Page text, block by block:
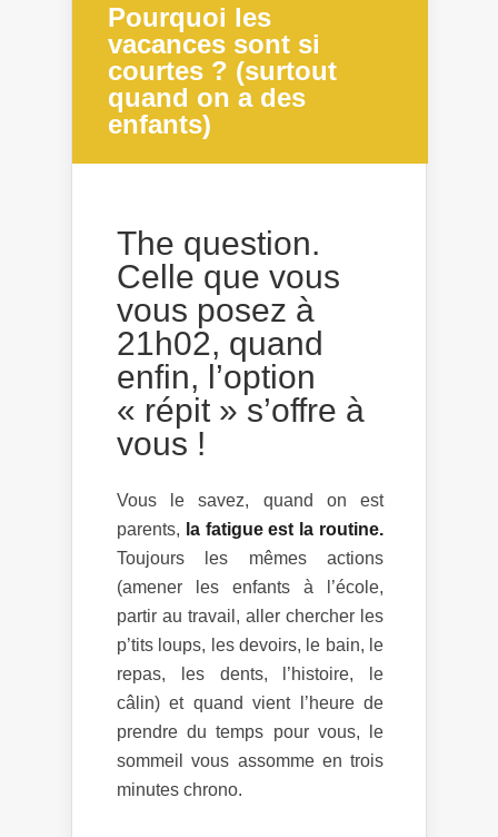
Pourquoi les
vacances sont si
courtes ? (surtout
quand on a des
enfants)
The question.
Celle que vous
vous posez à
21h02, quand
enfin, l’option
« répit » s’offre à
vous !
Vous le savez, quand on est
parents, la fatigue est la routine.
Toujours les mêmes actions
(amener les enfants à l’école,
partir au travail, aller chercher les
p’tits loups, les devoirs, le bain, le
repas, les dents, l’histoire, le
câlin) et quand vient l’heure de
prendre du temps pour vous, le
sommeil vous assomme en trois
minutes chrono.